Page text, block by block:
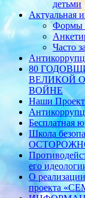
детьми
Актуальная
Формы
Часто
80
ВЕЛИКОЙ
ВОЙНЕ
Наши
Бесплатная
Школа
его
О
проекта